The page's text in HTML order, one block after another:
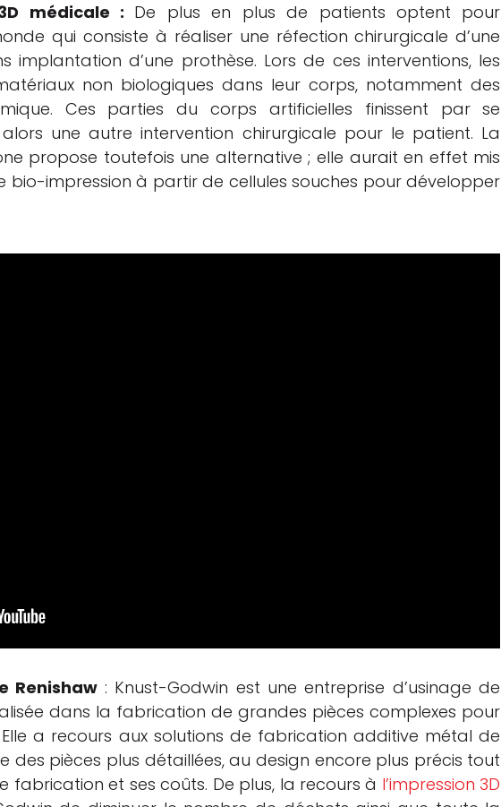
médicale : De plus en plus de patients optent pour
qui consiste à réaliser une réfection chirurgicale d’une
implantation d’une prothèse. Lors de ces interventions, les
non biologiques dans leur corps, notamment des
Ces parties du corps artificielles finissent par se
une autre intervention chirurgicale pour le patient. La
propose toutefois une alternative ; elle aurait en effet mis
bio-impression à partir de cellules souches pour développer
Renishaw : Knust-Godwin est une entreprise d’usinage de
dans la fabrication de grandes pièces complexes pour
a recours aux solutions de fabrication additive métal de
des pièces plus détaillées, au design encore plus précis tout
fabrication et ses coûts. De plus, la recours à l’impression 3D